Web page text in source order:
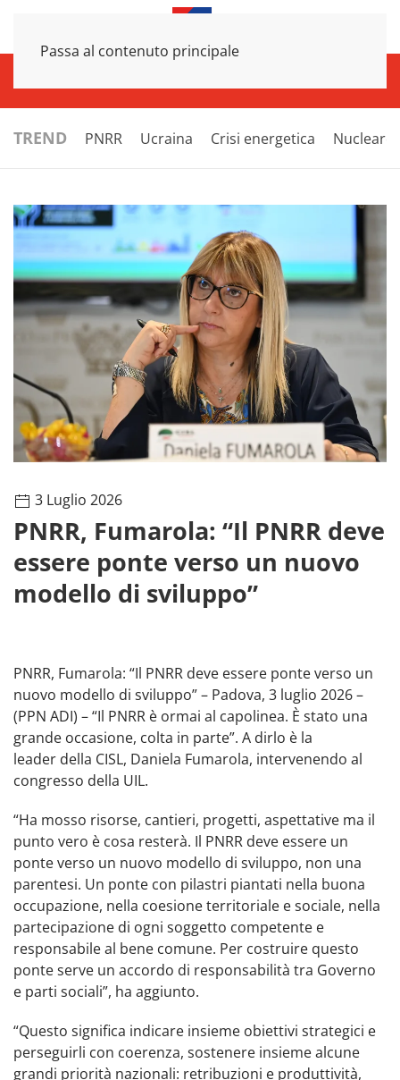
Passa al contenuto principale
TREND PNRR Ucraina Crisi energetica Nucleare
3 Luglio 2026
PNRR, Fumarola: “Il PNRR deve
essere ponte verso un nuovo
modello di sviluppo”
PNRR, Fumarola: “Il PNRR deve essere ponte verso un
nuovo modello di sviluppo” – Padova, 3 luglio 2026 –
(PPN ADI) – “Il PNRR è ormai al capolinea. È stato una
grande occasione, colta in parte”. A dirlo è la
leader della CISL, Daniela Fumarola, intervenendo al
congresso della UIL.
“Ha mosso risorse, cantieri, progetti, aspettative ma il
punto vero è cosa resterà. Il PNRR deve essere un
ponte verso un nuovo modello di sviluppo, non una
parentesi. Un ponte con pilastri piantati nella buona
occupazione, nella coesione territoriale e sociale, nella
partecipazione di ogni soggetto competente e
responsabile al bene comune. Per costruire questo
ponte serve un accordo di responsabilità tra Governo
e parti sociali”, ha aggiunto.
“Questo significa indicare insieme obiettivi strategici e
perseguirli con coerenza, sostenere insieme alcune
grandi priorità nazionali: retribuzioni e produttività,